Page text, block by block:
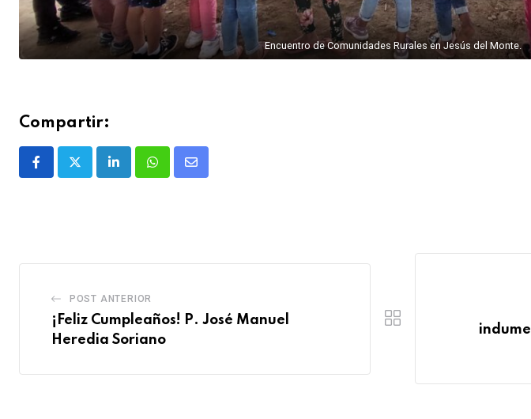
Encuentro de Comunidades Rurales en Jesús del Monte.
Compartir:
POST ANTERIOR
¡Feliz Cumpleaños! P. José Manuel
Heredia Soriano